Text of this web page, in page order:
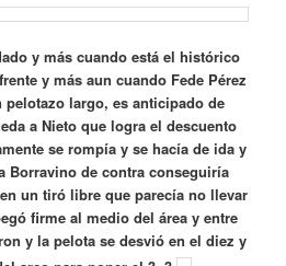
y más cuando está el histórico
y más aun cuando Fede Pérez
pelotazo largo, es anticipado de
a Nieto que logra el descuento
se rompía y se hacía de ida y
Borravino de contra conseguiría
un tiró libre que parecía no llevar
firme al medio del área y entre
y la pelota se desvió en el diez y